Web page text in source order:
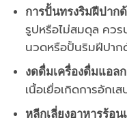
การปั้นทรงริมฝีปาก
รูปหรือไม่สมดุล ควร
นวดหรือปั้นริมฝีปาก
งดดื่มเครื่องดื่มแอล
เนื้อเยื่อเกิดการอักเ
หลีกเลี่ยงอาหารร้อ